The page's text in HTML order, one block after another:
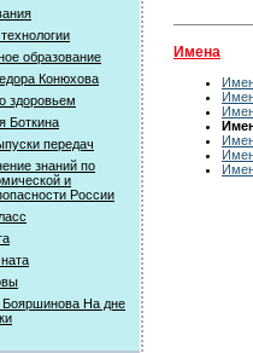
образование
Конюхова
здоровьем
Боткина
передач
знаний по
и
России
Бояршинова На дне
Имена